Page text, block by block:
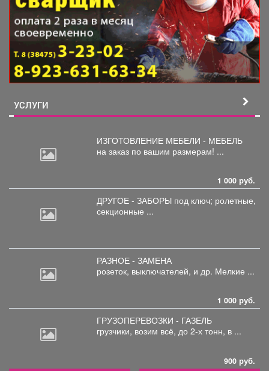
УСЛУГИ
ИЗГОТОВЛЕНИЕ МЕБЕЛИ - МЕБЕЛЬ
на заказ по вашим размерам! ...
1 000 руб.
ДРУГОЕ - ЗАБОРЫ под ключ; ролетные,
секционные ...
РАЗНОЕ - ЗАМЕНА
розеток, выключателей, и др. Мелкие ...
1 000 руб.
ГРУЗОПЕРЕВОЗКИ - ГАЗЕЛЬ
грузчики, возим всё, до 2-х тонн, в ...
900 руб.